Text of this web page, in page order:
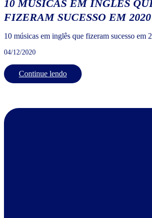
10 MÚSICAS EM INGLÊS
FIZERAM SUCESSO EM 2020
10 músicas em inglês que fizeram sucesso em
04/12/2020
Continue lendo